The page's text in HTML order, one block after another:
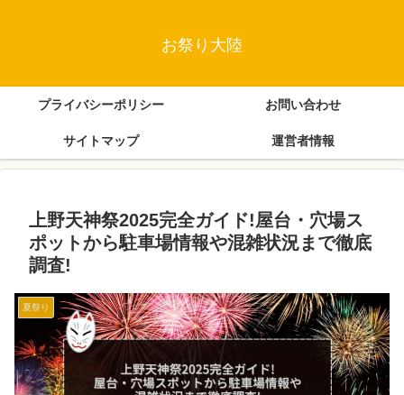
お祭り大陸
プライバシーポリシー お問い合わせ
サイトマップ 運営者情報
上野天神祭2025完全ガイド!屋台・穴場ス
ポットから駐車場情報や混雑状況まで徹底
調査!
夏祭り